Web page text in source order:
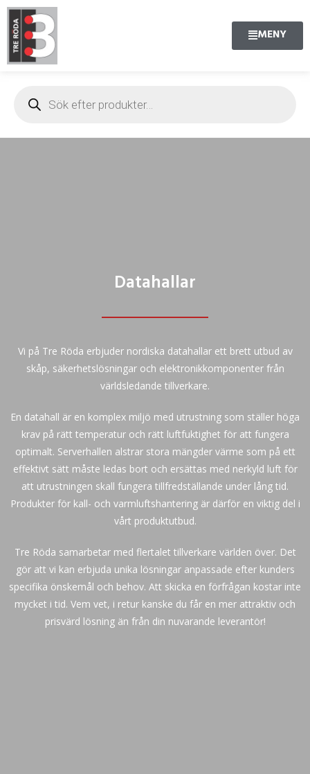
MENY
Datahallar
Vi på Tre Röda erbjuder nordiska datahallar ett brett utbud av
skåp, säkerhetslösningar och elektronikkomponenter från
världsledande tillverkare.
En datahall är en komplex miljö med utrustning som ställer höga
krav på rätt temperatur och rätt luftfuktighet för att fungera
optimalt. Serverhallen alstrar stora mängder värme som på ett
effektivt sätt måste ledas bort och ersättas med nerkyld luft för
att utrustningen skall fungera tillfredställande under lång tid.
Produkter för kall- och varmluftshantering är därför en viktig del i
vårt produktutbud.
Tre Röda samarbetar med flertalet tillverkare världen över. Det
gör att vi kan erbjuda unika lösningar anpassade efter kunders
specifika önskemål och behov. Att skicka en förfrågan kostar inte
mycket i tid. Vem vet, i retur kanske du får en mer attraktiv och
prisvärd lösning än från din nuvarande leverantör!